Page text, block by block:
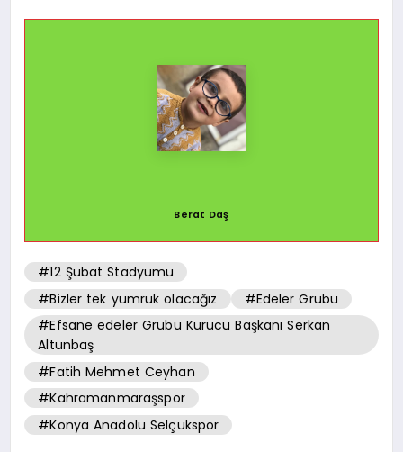
Berat Daş
#12 Şubat Stadyumu
#Bizler tek yumruk olacağız
#Edeler Grubu
#Efsane edeler Grubu Kurucu Başkanı Serkan
Altunbaş
#Fatih Mehmet Ceyhan
#Kahramanmaraşspor
#Konya Anadolu Selçukspor